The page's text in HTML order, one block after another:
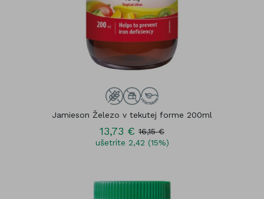
Jamieson Železo v tekutej forme 200ml
13,73 € 16,15 €
ušetríte 2,42 (15%)